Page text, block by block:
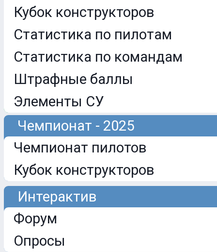
Кубок конструкторов
Статистика по пилотам
Статистика по командам
Штрафные баллы
Элементы СУ
Чемпионат - 2025
Чемпионат пилотов
Кубок конструкторов
Интерактив
Форум
Опросы